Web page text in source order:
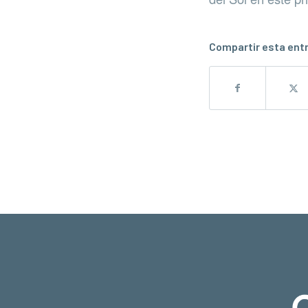
Compartir esta